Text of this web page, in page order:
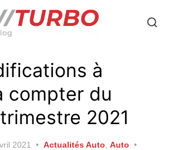
à
compter du
2021
2021 Actualités Auto Auto